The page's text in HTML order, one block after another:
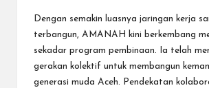
Dengan semakin luasnya jaringan kerja
terbangun, AMANAH kini berkembang
sekadar program pembinaan. Ia telah
gerakan kolektif untuk membangun
generasi muda Aceh. Pendekatan